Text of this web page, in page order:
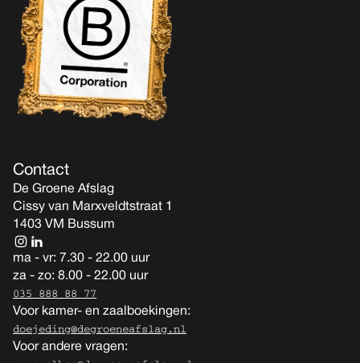
Contact
De Groene Afslag
Cissy van Marxveldtstraat 1
1403 VM Bussum
ma - vr: 7.30 - 22.00 uur
za - zo: 8.00 - 22.00 uur
035 888 88 77
Voor kamer- en zaalboekingen:
doejeding@degroeneafslag.nl
Voor andere vragen: